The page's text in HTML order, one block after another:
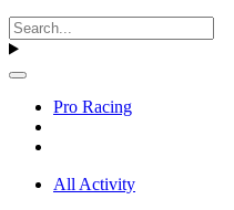
Pro Racing
All Activity